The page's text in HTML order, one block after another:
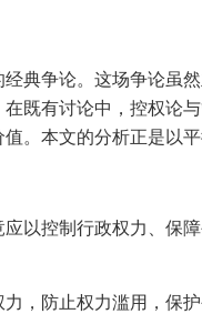
典争论。这场争论虽
既有讨论中，控权论
。本文的分析正是以
以控制行政权力、保
，防止权力滥用，保